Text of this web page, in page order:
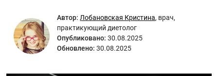
Автор: Лобановская Кристина, врач,
практикующий диетолог
Опубликовано: 30.08.2025
Обновлено: 30.08.2025